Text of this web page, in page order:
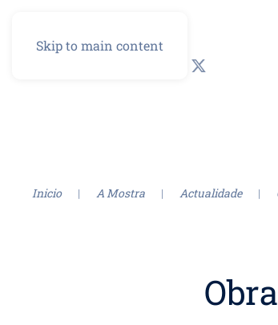
Skip to main content
Inicio A Mostra Actualidade